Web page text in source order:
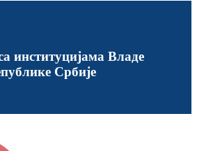
институцијама Владе
Србије